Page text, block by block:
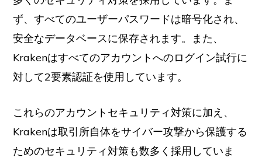
ず、すべてのユーザーパスワードは暗号化され、
安全なデータベースに保存されます。また、
Krakenはすべてのアカウントへのログイン試行に
対して2要素認証を使用しています。
これらのアカウントセキュリティ対策に加え、
Krakenは取引所自体をサイバー攻撃から保護する
ためのセキュリティ対策も数多く採用していま